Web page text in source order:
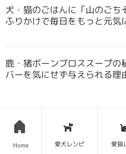
犬・猫のごはんに「山のご
ふりかけで毎日をもっと元気
鹿・猪ボーンブロススープ
バーを気にせず与えられる理
Home 愛犬レシピ 愛猫